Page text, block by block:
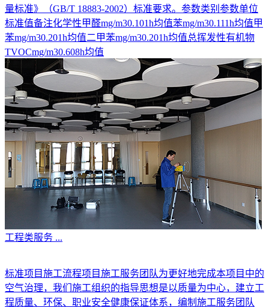
量标准》（GB/T 18883-2002）标准要求。参数类别参数单位
标准值备注化学性甲醛mg/m30.101h均值苯mg/m30.111h均值甲
苯mg/m30.201h均值二甲苯mg/m30.201h均值总挥发性有机物
TVOCmg/m30.608h均值
工程类服务 ...
标准项目施工流程项目施工服务团队为更好地完成本项目中的
空气治理，我们施工组织的指导思想是以质量为中心，建立工
程质量、环保、职业安全健康保证体系，编制施工服务团队